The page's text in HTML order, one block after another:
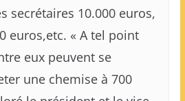
secrétaires 10.000 euros,
euros,etc. « A tel point
eux peuvent se
une chemise à 700